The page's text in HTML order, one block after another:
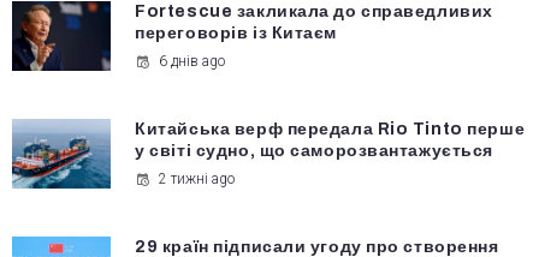
Fortescue закликала до справедливих
переговорів із Китаєм
6 днів ago
Китайська верф передала Rio Tinto перше
у світі судно, що саморозвантажується
2 тижні ago
29 країн підписали угоду про створення